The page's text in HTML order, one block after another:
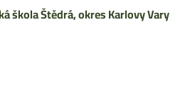
škola Štědrá, okres Karlovy Vary